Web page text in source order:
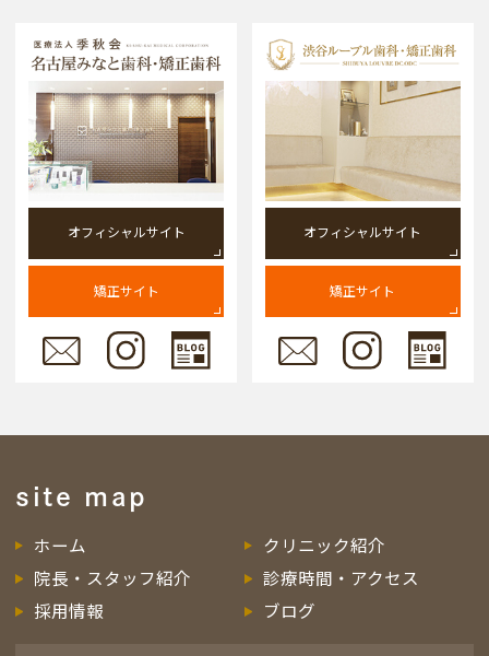
オフィシャルサイト
矯正サイト
オフィシャルサイト
矯正サイト
site map
ホーム
クリニック紹介
院長・スタッフ紹介
診療時間・アクセス
採用情報
ブログ